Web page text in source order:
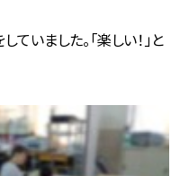
いました。「楽しい！」と